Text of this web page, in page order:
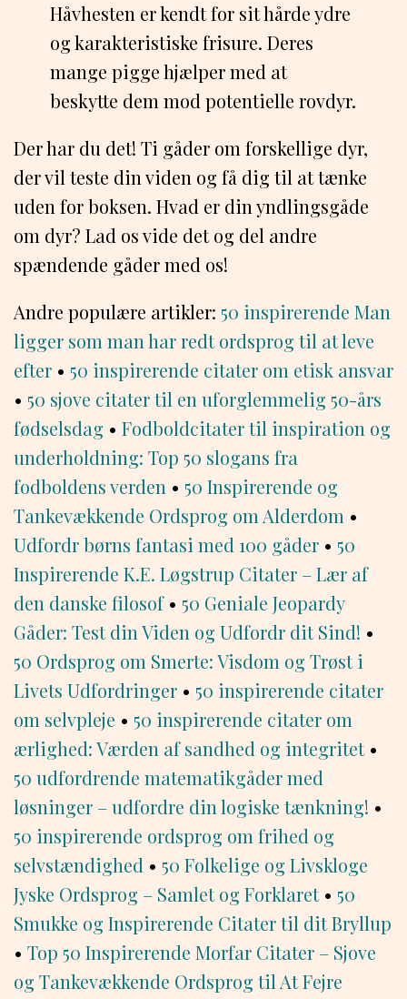
Håvhesten er kendt for sit hårde ydre
og karakteristiske frisure. Deres
mange pigge hjælper med at
beskytte dem mod potentielle rovdyr.
Der har du det! Ti gåder om forskellige dyr,
der vil teste din viden og få dig til at tænke
uden for boksen. Hvad er din yndlingsgåde
om dyr? Lad os vide det og del andre
spændende gåder med os!
Andre populære artikler: 50 inspirerende Man
ligger som man har redt ordsprog til at leve
efter • 50 inspirerende citater om etisk ansvar
• 50 sjove citater til en uforglemmelig 50-års
fødselsdag • Fodboldcitater til inspiration og
underholdning: Top 50 slogans fra
fodboldens verden • 50 Inspirerende og
Tankevækkende Ordsprog om Alderdom •
Udfordr børns fantasi med 100 gåder • 50
Inspirerende K.E. Løgstrup Citater – Lær af
den danske filosof• 50 Geniale Jeopardy
Gåder: Test din Viden og Udfordr dit Sind! •
50 Ordsprog om Smerte: Visdom og Trøst i
Livets Udfordringer • 50 inspirerende citater
om selvpleje • 50 inspirerende citater om
ærlighed: Værden af sandhed og integritet•
50 udfordrende matematikgåder med
løsninger – udfordre din logiske tænkning! •
50 inspirerende ordsprog om frihed og
selvstændighed • 50 Folkelige og Livskloge
Jyske Ordsprog – Samlet og Forklaret• 50
Smukke og Inspirerende Citater til dit Bryllup
• Top 50 Inspirerende Morfar Citater – Sjove
og Tankevækkende Ordsprog til At Fejre